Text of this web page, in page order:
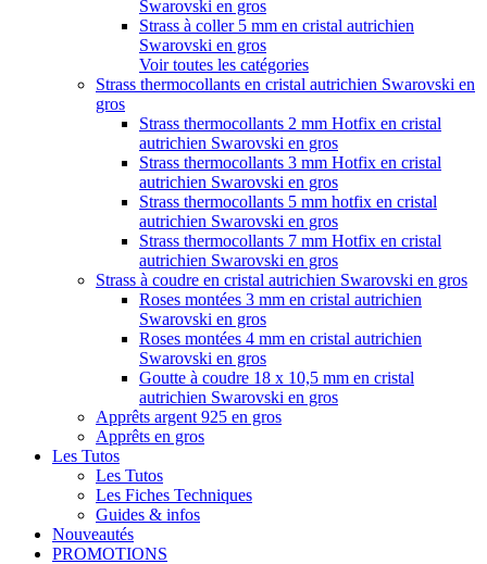
Swarovski en gros
Strass à coller 5 mm en cristal autrichien
Swarovski en gros
Voir toutes les catégories
Strass thermocollants en cristal autrichien Swarovski en
gros
Strass thermocollants 2 mm Hotfix en cristal
autrichien Swarovski en gros
Strass thermocollants 3 mm Hotfix en cristal
autrichien Swarovski en gros
Strass thermocollants 5 mm hotfix en cristal
autrichien Swarovski en gros
Strass thermocollants 7 mm Hotfix en cristal
autrichien Swarovski en gros
Strass à coudre en cristal autrichien Swarovski en gros
Roses montées 3 mm en cristal autrichien
Swarovski en gros
Roses montées 4 mm en cristal autrichien
Swarovski en gros
Goutte à coudre 18 x 10,5 mm en cristal
autrichien Swarovski en gros
Apprêts argent 925 en gros
Apprêts en gros
Les Tutos
Les Tutos
Les Fiches Techniques
Guides & infos
Nouveautés
PROMOTIONS